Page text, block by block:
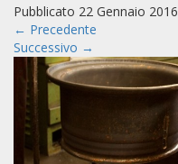
Pubblicato 22 Gennaio 2016
← Precedente
Successivo →